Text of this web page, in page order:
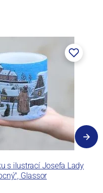
s ilustrací Josefa Lady
Glassor